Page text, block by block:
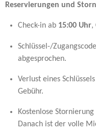
Reservierungen und
Check-in ab 15:00 Uhr,
Schlüssel-/
abgesprochen.
Verlust eines
Gebühr.
Kostenlose Stornierung
Danach ist der volle